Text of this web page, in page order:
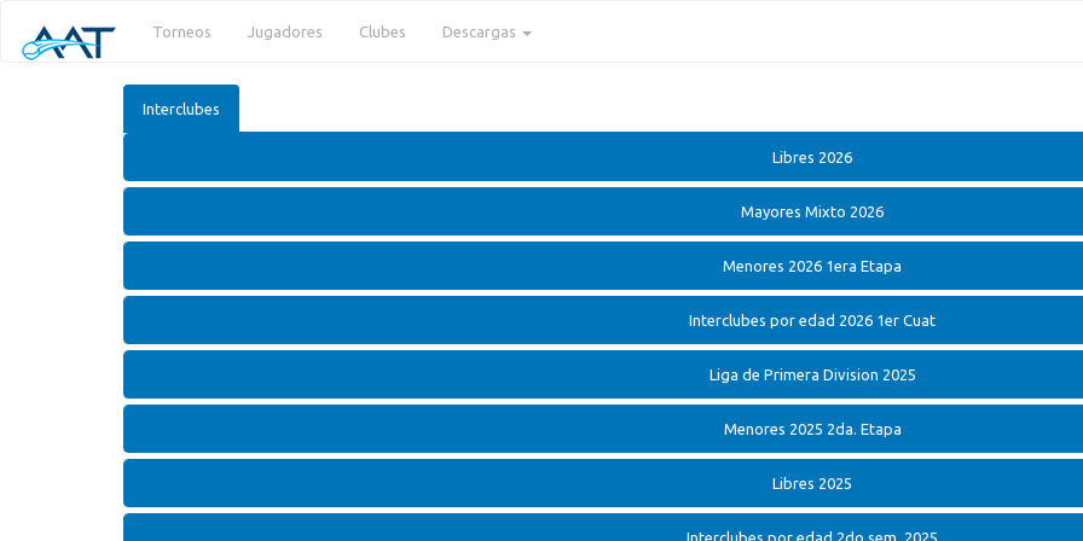
Torneos Jugadores Clubes Descargas
Interclubes
Libres 2026
Mayores Mixto 2026
Menores 2026 1era Etapa
Interclubes por edad 2026 1er Cuat
Liga de Primera Division 2025
Menores 2025 2da. Etapa
Libres 2025
Interclubes por edad 2do sem. 2025